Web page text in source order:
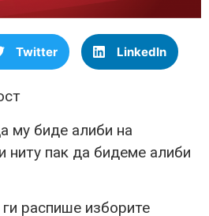
Twitter LinkedIn
му биде алиби на
ниту пак да бидеме алиби
распише изборите